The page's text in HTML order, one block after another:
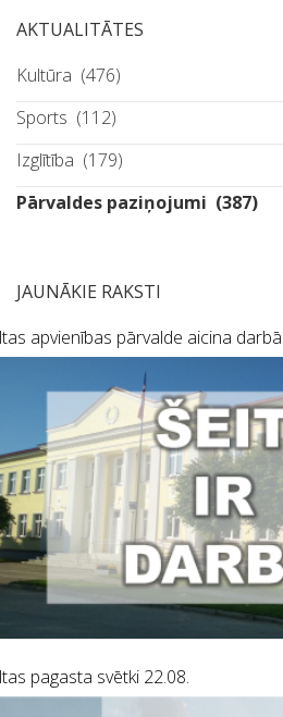
AKTUALITĀTES
Kultūra (476)
Sports (112)
Izglītība (179)
Pārvaldes paziņojumi (387)
JAUNĀKIE RAKSTI
apvienības pārvalde aicina
pagasta svētki 22.08.